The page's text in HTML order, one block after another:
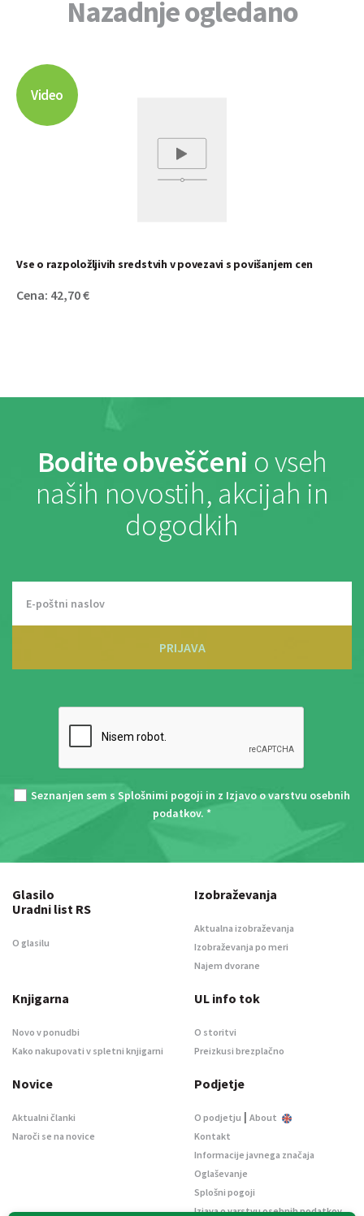
Nazadnje ogledano
Video
Vse o razpoložljivih sredstvih v povezavi s povišanjem cen
Cena: 42,70 €
Bodite obveščeni o vseh
naših novostih, akcijah in
dogodkih
PRIJAVA
Seznanjen sem s Splošnimi pogoji in z Izjavo o varstvu osebnih
podatkov. *
Glasilo
Uradni list RS
O glasilu
Izobraževanja
Aktualna izobraževanja
Izobraževanja po meri
Najem dvorane
Knjigarna
Novo v ponudbi
Kako nakupovati v spletni knjigarni
UL info tok
O storitvi
Preizkusi brezplačno
Novice
Aktualni članki
Naroči se na novice
Podjetje
O podjetju | About
Kontakt
Informacije javnega značaja
Oglaševanje
Splošni pogoji
Izjava o varstvu osebnih podatkov